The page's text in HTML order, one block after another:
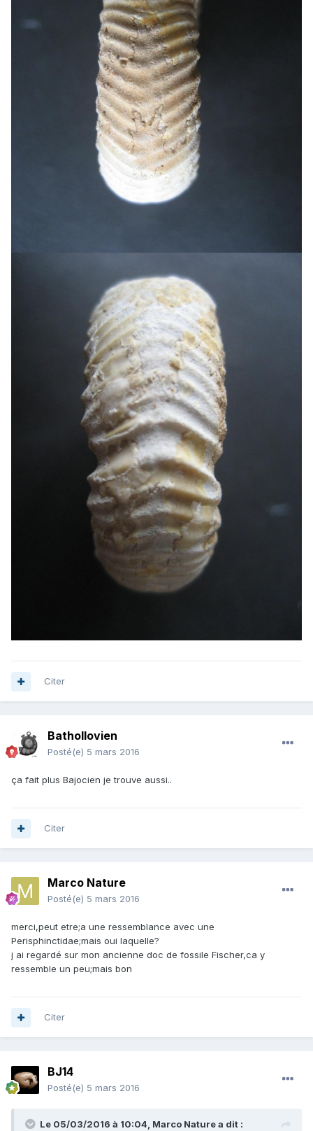
Citer
Bathollovien
Posté(e) 5 mars 2016
ça fait plus Bajocien je trouve aussi..
Citer
Marco Nature
Posté(e) 5 mars 2016
merci,peut etre;a une ressemblance avec une
Perisphinctidae;mais oui laquelle?
j ai regardé sur mon ancienne doc de fossile Fischer,ca y
ressemble un peu;mais bon
Citer
BJ14
Posté(e) 5 mars 2016
Le 05/03/2016 à 10:04, Marco Nature a dit :